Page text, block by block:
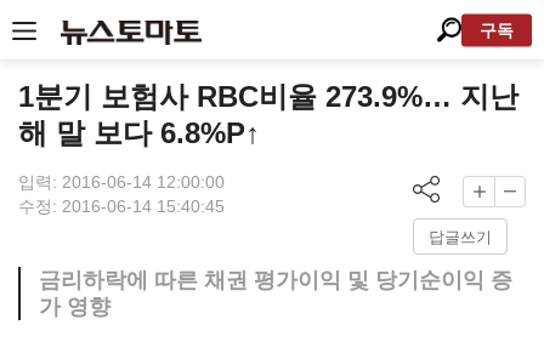
구독
1분기 보험사 RBC비율 273.9%… 지난
해 말 보다 6.8%P↑
입력: 2016-06-14 12:00:00
수정: 2016-06-14 15:40:45
답글쓰기
금리하락에 따른 채권 평가이익 및 당기순이익 증
가 영향